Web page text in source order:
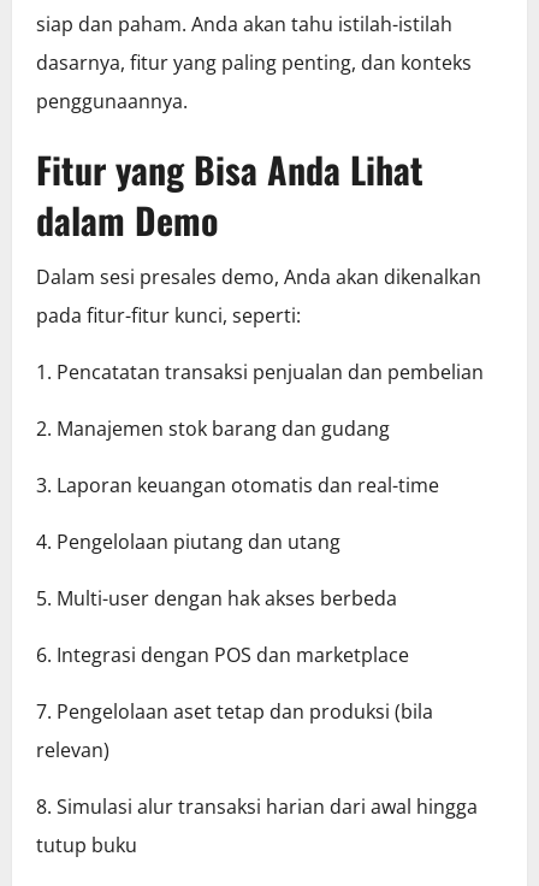
siap dan paham. Anda akan tahu istilah-istilah
dasarnya, fitur yang paling penting, dan konteks
penggunaannya.
Fitur yang Bisa Anda Lihat
dalam Demo
Dalam sesi presales demo, Anda akan dikenalkan
pada fitur-fitur kunci, seperti:
1. Pencatatan transaksi penjualan dan pembelian
2. Manajemen stok barang dan gudang
3. Laporan keuangan otomatis dan real-time
4. Pengelolaan piutang dan utang
5. Multi-user dengan hak akses berbeda
6. Integrasi dengan POS dan marketplace
7. Pengelolaan aset tetap dan produksi (bila
relevan)
8. Simulasi alur transaksi harian dari awal hingga
tutup buku